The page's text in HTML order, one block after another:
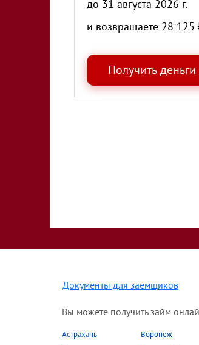
до 31 августа 2026 г.
и возвращаете 28 125
Документы для заемщиков
Вы можете получить займ
Астрахань
Воронеж